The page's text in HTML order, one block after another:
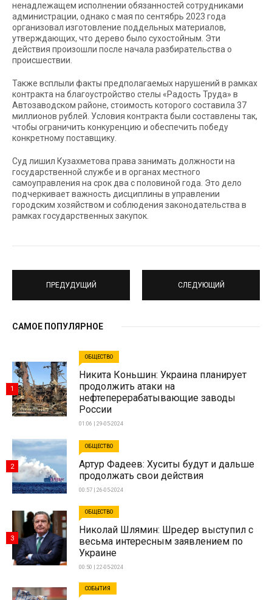
ненадлежащем исполнении обязанностей сотрудниками
администрации, однако с мая по сентябрь 2023 года
организовал изготовление поддельных материалов,
утверждающих, что дерево было сухостойным. Эти
действия произошли после начала разбирательства о
происшествии.
Также всплыли факты предполагаемых нарушений в рамках
контракта на благоустройство стелы «Радость Труда» в
Автозаводском районе, стоимость которого составила 37
миллионов рублей. Условия контракта были составлены так,
чтобы ограничить конкуренцию и обеспечить победу
конкретному поставщику.
Суд лишил Кузахметова права занимать должности на
государственной службе и в органах местного
самоуправления на срок два с половиной года. Это дело
подчеркивает важность дисциплины в управлении
городским хозяйством и соблюдения законодательства в
рамках государственных закупок.
ПРЕДУДУЩИЙ СЛЕДУЮЩИЙ
САМОЕ ПОПУЛЯРНОЕ
ОБЩЕСТВО
Никита Коньшин: Украина планирует
продолжить атаки на
нефтеперерабатывающие заводы
России
01:06 | 29-05-2024
1
ОБЩЕСТВО
Артур Фадеев: Хуситы будут и дальше
продолжать свои действия
00:57 | 26-05-2024
2
ОБЩЕСТВО
Николай Шлямин: Шредер выступил с
весьма интересным заявлением по
Украине
00:50 | 22-05-2024
3
СОБЫТИЯ